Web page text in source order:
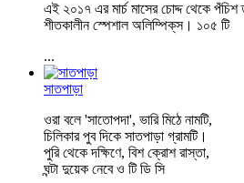
এই ২০১৭ এর মার্চ মাসের চোদ্দ থেকে পঁচিশ
শীতকালীন স্পেশাল অলিম্পিক্‌স। ১০৫ টি
...
সাতপাড়া
ওরা বলে 'সাতোপদা', ভারি মিঠে নামটি,
চিলিকার পুব দিকে সাতপাড়া গ্রামটি।
পুরি থেকে দক্ষিণে, বিশ ক্রোশ রাস্তা,
ঘন্টা দুয়েক নেবে ও টি ডি সি